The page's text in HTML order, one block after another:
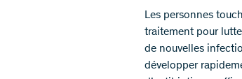
Les personnes
traitement pour
de nouvelles
développer